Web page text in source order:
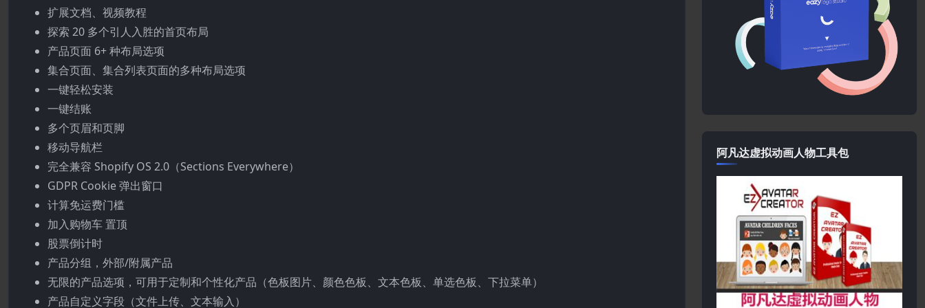
扩展文档、视频教程
探索 20 多个引人入胜的首页布局
产品页面 6+ 种布局选项
集合页面、集合列表页面的多种布局选项
一键轻松安装
一键结账
多个页眉和页脚
移动导航栏
完全兼容 Shopify OS 2.0（Sections Everywhere）
GDPR Cookie 弹出窗口
计算免运费门槛
加入购物车 置顶
股票倒计时
产品分组，外部/附属产品
无限的产品选项，可用于定制和个性化产品（色板图片、颜色色板、文本色板、单选色板、下拉菜单）
产品自定义字段（文件上传、文本输入）
阿凡达虚拟动画人物工具包